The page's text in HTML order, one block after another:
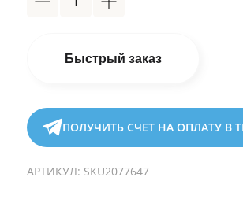
Быстрый заказ
ПОЛУЧИТЬ СЧЕТ НА ОПЛАТУ В
АРТИКУЛ: SKU2077647